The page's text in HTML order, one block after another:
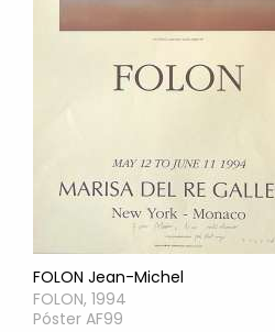
FOLON Jean-Michel
FOLON, 1994
Póster AF99